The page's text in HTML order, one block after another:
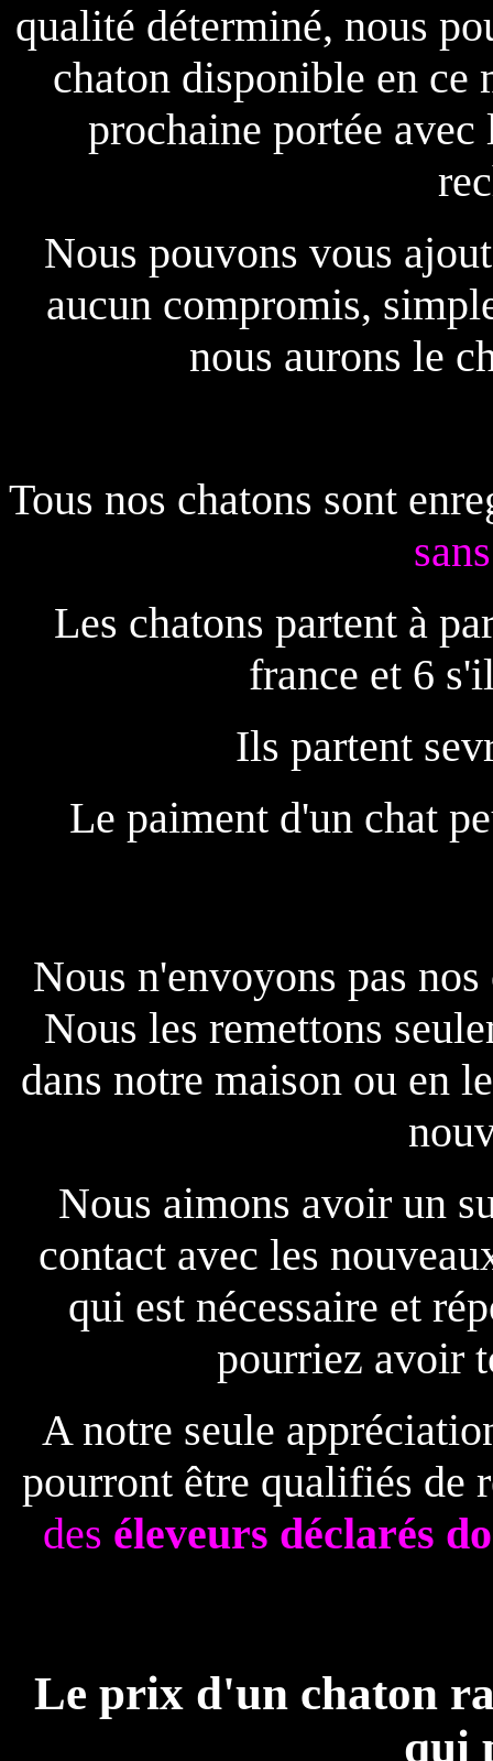
qualité déterminé, nous
chaton disponible en ce
prochaine portée
Nous pouvons vous
aucun compromis,
nous aurons le
Tous nos chatons sont
Les chatons partent à
france et 6
Ils partent
Le paiment d'un chat
Nous n'envoyons pas
Nous les remettons
dans notre maison ou en
Nous aimons avoir un
contact avec les
qui est nécessaire et
pourriez avoir
A notre seule
pourront être qualifiés de
des éleveurs déclarés
Le prix d'un chaton
qui